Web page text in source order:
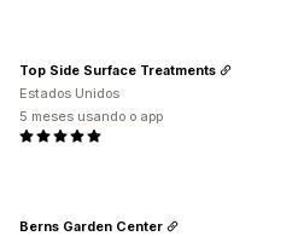
Top Side Surface Treatments
Estados Unidos
5 meses usando o app
Berns Garden Center